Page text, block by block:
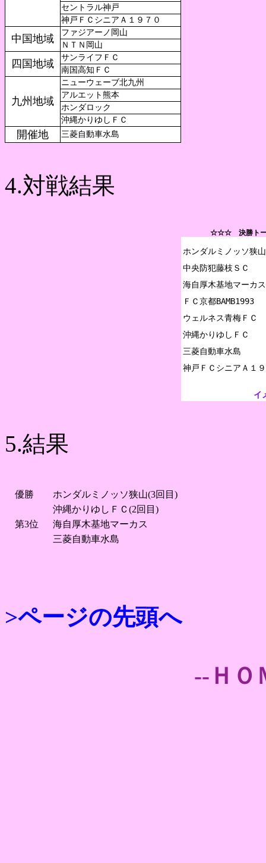
セントラル神戸
神戸ＦＣシニアＡ１９７０
中国地域
ファジアーノ岡山
ＮＴＮ岡山
四国地域
サンライフＦＣ
南国高知ＦＣ
九州地域
ニューウェーブ北九州
アルエット熊本
ホンダロック
沖縄かりゆしＦＣ
開催地 三菱自動車水島
4.対戦結果
☆☆☆ 決勝トー
ホンダルミノッソ狭山
中央防犯藤枝ＳＣ
海自厚木基地マーカス
ＦＣ京都BAMB1993
ウェルネス青梅ＦＣ
沖縄かりゆしＦＣ
三菱自動車水島
イ
5.結果
優勝
ホンダルミノッソ狭山(3回目)
沖縄かりゆしＦＣ(2回目)
第3位
海自厚木基地マーカス
三菱自動車水島
>ページの先頭へ
--ＨＯ